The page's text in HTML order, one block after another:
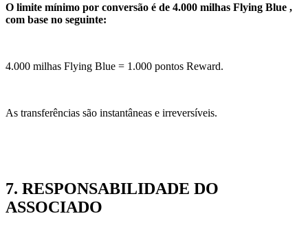
O limite mínimo por conversão é de 4.000 milhas Flying Blue ,
com base no seguinte:
4.000 milhas Flying Blue = 1.000 pontos Reward.
As transferências são instantâneas e irreversíveis.
7. RESPONSABILIDADE DO
ASSOCIADO